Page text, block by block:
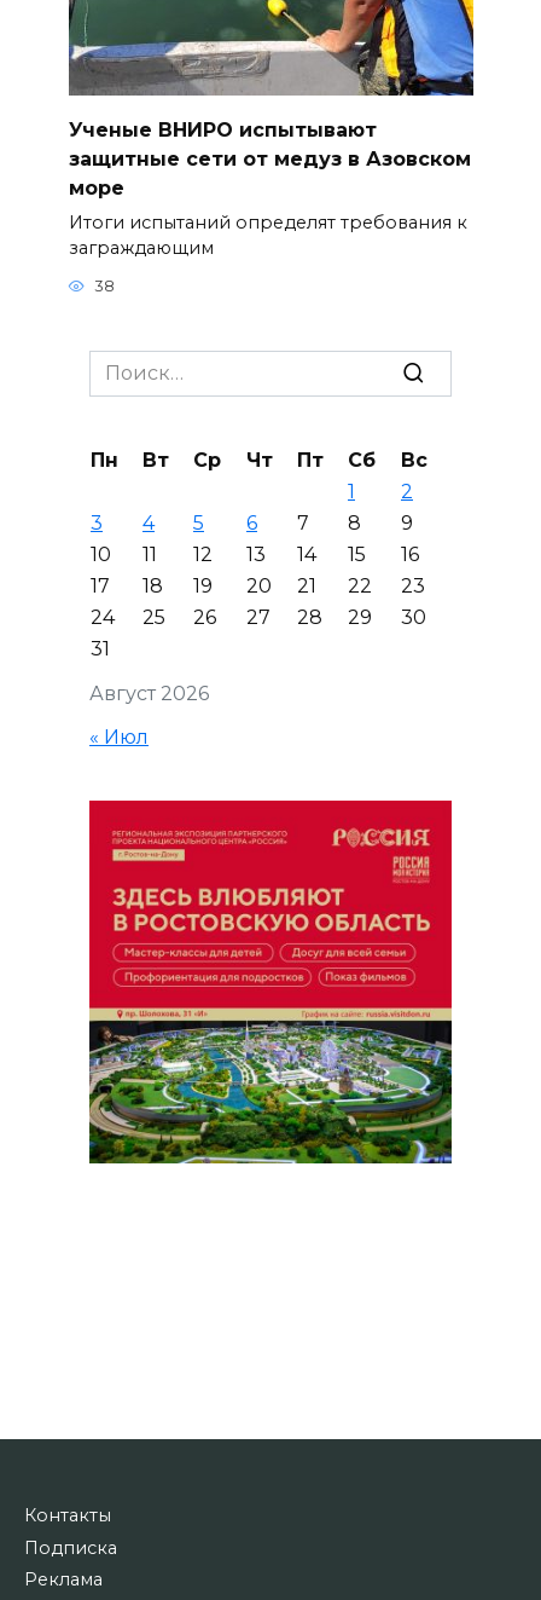
Ученые ВНИРО испытывают
защитные сети от медуз в Азовском
море
Итоги испытаний определят требования к
заграждающим
38
Search
for:
Август 2026
Пн Вт Ср Чт Пт Сб
Вс
1
2
3
4 5 6 7 8
9
10
11 12 13 14 15
16
17
18 19 20 21 22
23
24
25 26 27 28 29
30
31
« Июл
Контакты
Подписка
Реклама